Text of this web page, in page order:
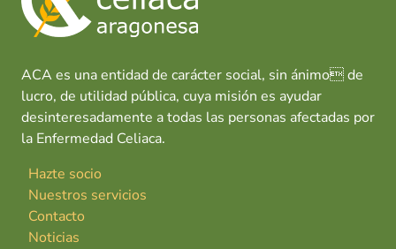
ACA es una entidad de carácter social, sin ánimo de
lucro, de utilidad pública, cuya misión es ayudar
desinteresadamente a todas las personas afectadas por
la Enfermedad Celiaca.
Hazte socio
Nuestros servicios
Contacto
Noticias